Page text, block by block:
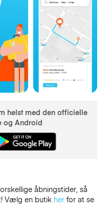
helst med den officielle
og Android
åbningstider, så
Vælg en butik herfor at se